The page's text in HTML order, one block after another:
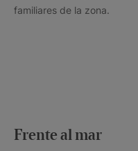
familiares de la zona.
Frente al mar